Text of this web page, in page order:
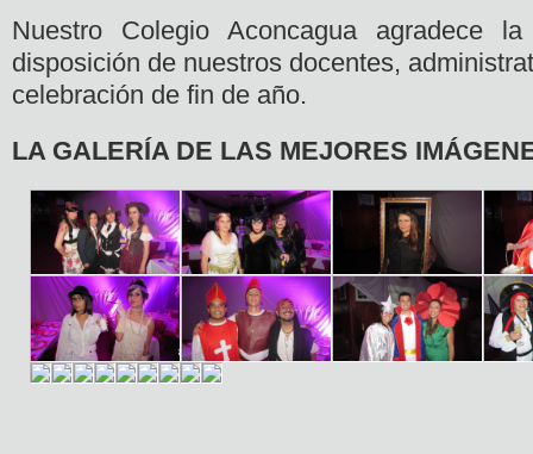
Nuestro Colegio Aconcagua agradece
disposición de nuestros docentes,
celebración de fin de año.
LA GALERÍA DE LAS MEJORES